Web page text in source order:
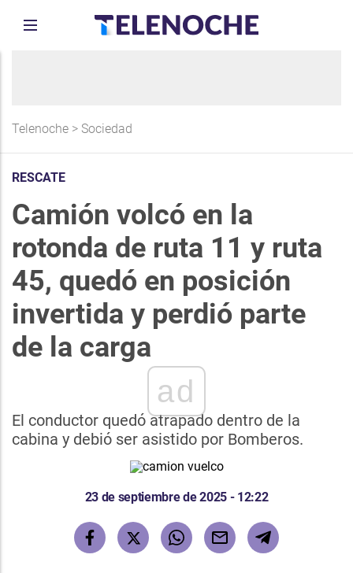
Telenoche > Sociedad
RESCATE
Camión volcó en la
rotonda de ruta 11 y ruta
45, quedó en posición
invertida y perdió parte
de la carga
ad
El conductor quedó atrapado dentro de la
cabina y debió ser asistido por Bomberos.
23 de septiembre de 2025 - 12:22